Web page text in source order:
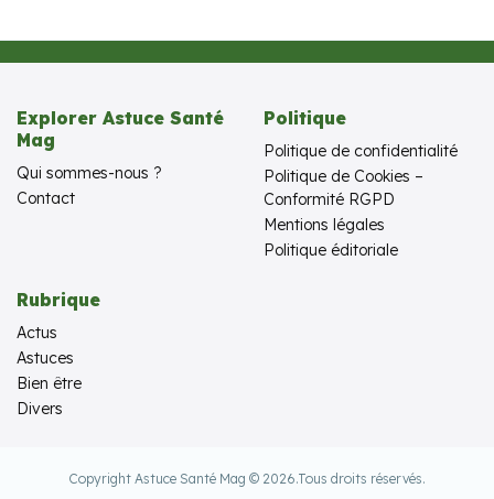
Explorer Astuce Santé
Mag
Qui sommes-nous ?
Contact
Politique
Politique de confidentialité
Politique de Cookies –
Conformité RGPD
Mentions légales
Politique éditoriale
Rubrique
Actus
Astuces
Bien être
Divers
Copyright Astuce Santé Mag © 2026.Tous droits réservés.